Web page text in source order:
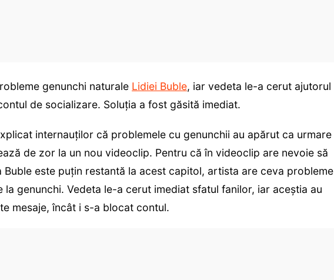
genunchi naturale Lidiei Buble, iar vedeta le-a cerut ajutorul
de socializare. Soluția a fost găsită imediat.
internauților că problemele cu genunchii au apărut ca urmare
de zor la un nou videoclip. Pentru că în videoclip are nevoie să
Buble este puțin restantă la acest capitol, artista are ceva probleme
la genunchi. Vedeta le-a cerut imediat sfatul fanilor, iar aceștia au
mesaje, încât i s-a blocat contul.